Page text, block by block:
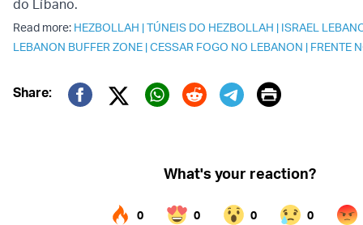
do Líbano.
Read more: HEZBOLLAH |TÚNEIS DO HEZBOLLAH | ISRAEL
LEBANON BUFFER ZONE |CESSAR FOGO NO LEBANON | FRENTE
Share:
Twitter (X)
Print